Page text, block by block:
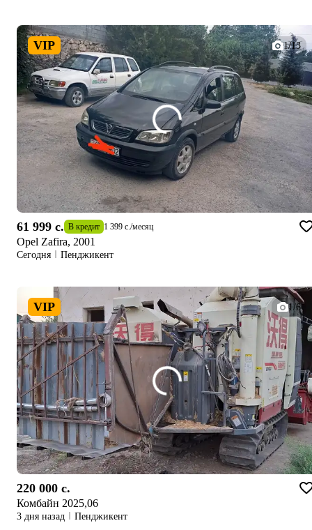
VIP 1/13
61 999 c. В кредит 1 399 c./месяц
Opel Zafira, 2001
Сегодня Пенджикент
VIP 1/6
220 000 c.
Комбайн 2025,06
3 дня назад Пенджикент